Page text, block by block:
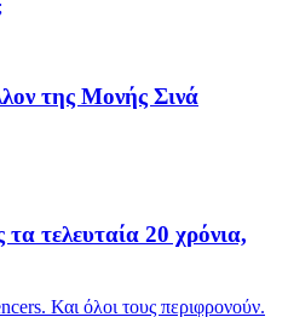
της Μονής Σινά
τελευταία 20 χρόνια,